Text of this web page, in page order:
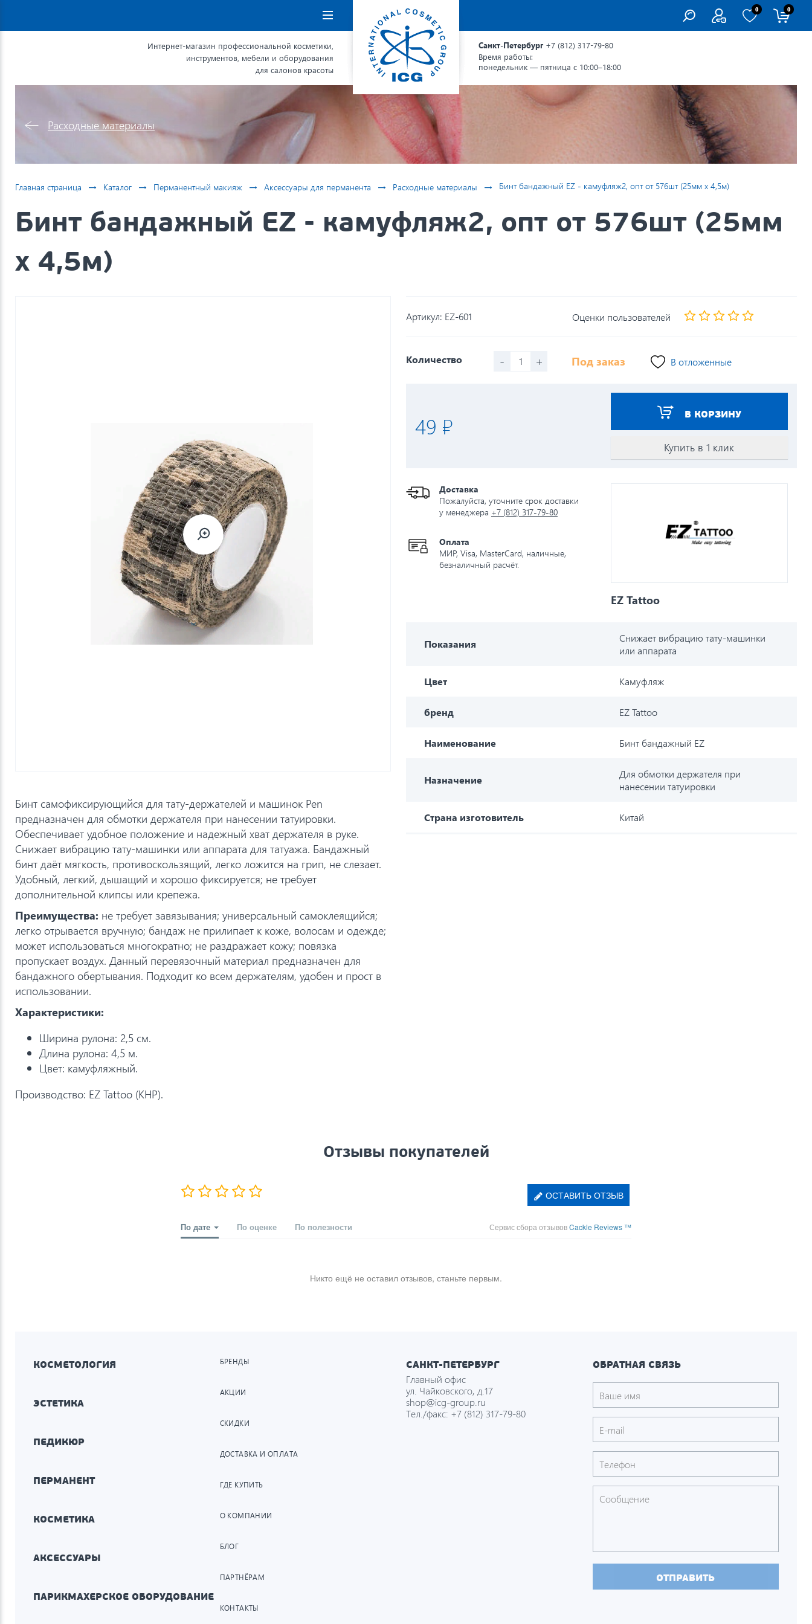
Навигация
0 0
Интернет-магазин профессиональной косметики,
инструментов, мебели и оборудования
для салонов красоты
Санкт-Петербург +7 (812) 317-79-80
Время работы:
понедельник — пятница с 10:00–18:00
Расходные материалы
Главная страница → Каталог → Перманентный макияж → Аксессуары для перманента → Расходные материалы → Бинт бандажный EZ - камуфляж2, опт от 576шт (25мм х 4,5м)
Бинт бандажный EZ - камуфляж2, опт от 576шт (25мм
х 4,5м)
Бинт самофиксирующийся для тату-держателей и машинок Pen
предназначен для обмотки держателя при нанесении татуировки.
Обеспечивает удобное положение и надежный хват держателя в руке.
Снижает вибрацию тату-машинки или аппарата для татуажа. Бандажный
бинт даёт мягкость, противоскользящий, легко ложится на грип, не слезает.
Удобный, легкий, дышащий и хорошо фиксируется; не требует
дополнительной клипсы или крепежа.
Преимущества: не требует завязывания; универсальный самоклеящийся;
легко отрывается вручную; бандаж не прилипает к коже, волосам и одежде;
может использоваться многократно; не раздражает кожу; повязка
пропускает воздух. Данный перевязочный материал предназначен для
бандажного обертывания. Подходит ко всем держателям, удобен и прост в
использовании.
Характеристики:
Ширина рулона: 2,5 см.
Длина рулона: 4,5 м.
Цвет: камуфляжный.
Производство: EZ Tattoo (КНР).
Артикул: EZ-601 Оценки пользователей
Количество - + Под заказ В отложенные
49 ₽ В КОРЗИНУ
Купить в 1 клик
Доставка
Пожалуйста, уточните срок доставки
у менеджера +7 (812) 317-79-80
Оплата
МИР, Visa, MasterCard, наличные,
безналичный расчёт.
EZ Tattoo
Показания
Снижает вибрацию тату-машинки
или аппарата
Цвет Камуфляж
бренд EZ Tattoo
Наименование Бинт бандажный EZ
Назначение
Для обмотки держателя при
нанесении татуировки
Страна изготовитель Китай
Отзывы покупателей
ОСТАВИТЬ ОТЗЫВ
По дате По оценке По полезности Сервис сбора отзывовCackle Reviews ™
Никто ещё не оставил отзывов, станьте первым.
КОСМЕТОЛОГИЯ
ЭСТЕТИКА
ПЕДИКЮР
ПЕРМАНЕНТ
КОСМЕТИКА
АКСЕССУАРЫ
ПАРИКМАХЕРСКОЕ ОБОРУДОВАНИЕ
БРЕНДЫ
АКЦИИ
СКИДКИ
ДОСТАВКА И ОПЛАТА
ГДЕ КУПИТЬ
О КОМПАНИИ
БЛОГ
ПАРТНЁРАМ
КОНТАКТЫ
САНКТ-ПЕТЕРБУРГ
Главный офис
ул. Чайковского, д.17
shop@icg-group.ru
Тел./факс: +7 (812) 317-79-80
ОБРАТНАЯ СВЯЗЬ
ОТПРАВИТЬ